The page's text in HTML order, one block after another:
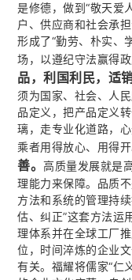
是修德，做到“敬天
户、供应商和社会承
形成了“勤劳、朴实、
场，以遵纪守法赢得
品，利国利民，适
须为国家、社会、人
品定义，把产品定义
璃，走专业化道路，
乘者用得放心、用得开
善。高质量发展就是
理能力来保障。品质
方法和系统的管理持
估、纠正”这套方法运
理体系并在全球工厂
位，时间淬炼的企业
有关。福耀将儒家“仁